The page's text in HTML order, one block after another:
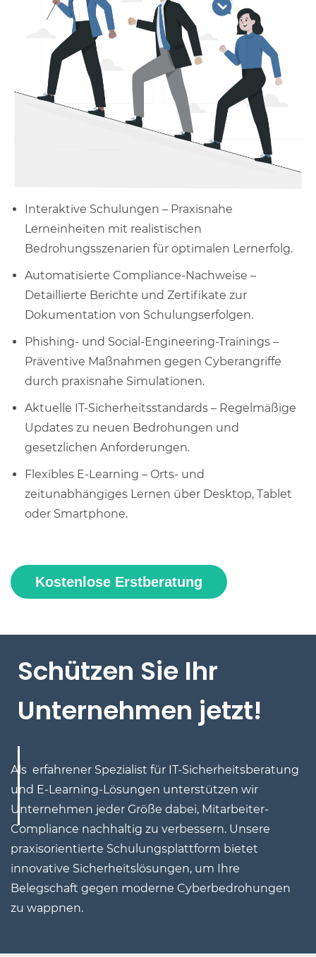
Interaktive Schulungen – Praxisnahe
Lerneinheiten mit realistischen
Bedrohungsszenarien für optimalen Lernerfolg.
Automatisierte Compliance-Nachweise –
Detaillierte Berichte und Zertifikate zur
Dokumentation von Schulungserfolgen.
Phishing- und Social-Engineering-Trainings –
Präventive Maßnahmen gegen Cyberangriffe
durch praxisnahe Simulationen.
Aktuelle IT-Sicherheitsstandards – Regelmäßige
Updates zu neuen Bedrohungen und
gesetzlichen Anforderungen.
Flexibles E-Learning – Orts- und
zeitunabhängiges Lernen über Desktop, Tablet
oder Smartphone.
Kostenlose Erstberatung
Schützen Sie Ihr
Unternehmen jetzt!
Als erfahrener Spezialist für IT-Sicherheitsberatung
und E-Learning-Lösungen unterstützen wir
Unternehmen jeder Größe dabei, Mitarbeiter-
Compliance nachhaltig zu verbessern. Unsere
praxisorientierte Schulungsplattform bietet
innovative Sicherheitslösungen, um Ihre
Belegschaft gegen moderne Cyberbedrohungen
zu wappnen.